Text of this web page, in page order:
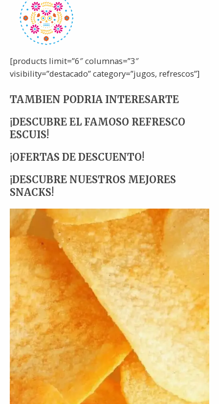
[products limit=”6″ columnas=”3″
visibility=”destacado” category=”jugos, refrescos”]
TAMBIEN PODRIA INTERESARTE
¡DESCUBRE EL FAMOSO REFRESCO
ESCUIS!
¡OFERTAS DE DESCUENTO!
¡DESCUBRE NUESTROS MEJORES
SNACKS!